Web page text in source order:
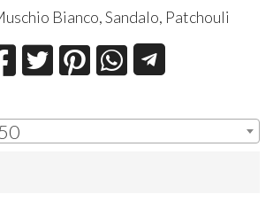
Bianco, Sandalo, Patchouli